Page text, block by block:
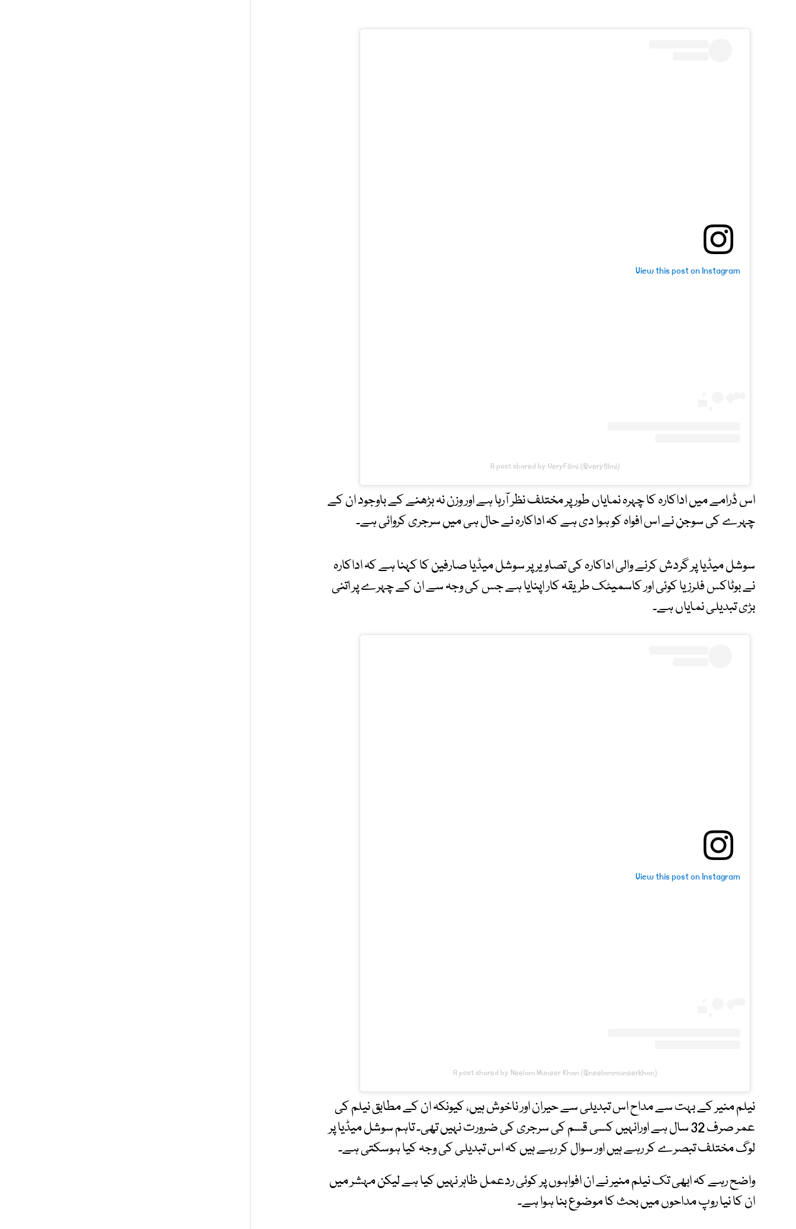
View this post on Instagram
A post shared by VeryFilmi (@veryfilmi)
اس ڈرامے میں اداکارہ کا چہرہ نمایاں طور پر مختلف نظر آرہا ہے اور وزن نہ بڑھنے کے باوجود ان کے
چہرے کی سوجن نے اس افواہ کو ہوا دی ہے کہ اداکارہ نے حال ہی میں سرجری کروائی ہے۔
سوشل میڈیا پر گردش کرنے والی اداکارہ کی تصاویر پر سوشل میڈیا صارفین کا کہنا ہے کہ اداکارہ
نے بوٹاکس فلرز یا کوئی اور کاسمیٹک طریقہ کار اپنایا ہے جس کی وجہ سے ان کے چہرے پر اتنی
بڑی تبدیلی نمایاں ہے۔
View this post on Instagram
A post shared by Neelam Muneer Khan (@neelammuneerkhan)
نیلم منیر کے بہت سے مداح اس تبدیلی سے حیران اور ناخوش ہیں، کیونکہ ان کے مطابق نیلم کی
عمر صرف 32 سال ہے اورانہیں کسی قسم کی سرجری کی ضرورت نہیں تھی۔ تاہم سوشل میڈیا پر
لوگ مختلف تبصرے کر رہے ہیں اور سوال کر رہے ہیں کہ اس تبدیلی کی وجہ کیا ہوسکتی ہے۔
واضح رہے کہ ابھی تک نیلم منیر نے ان افواہوں پر کوئی ردعمل ظاہر نہیں کیا ہے لیکن مہشر میں
ان کا نیا روپ مداحوں میں بحث کا موضوع بنا ہوا ہے۔